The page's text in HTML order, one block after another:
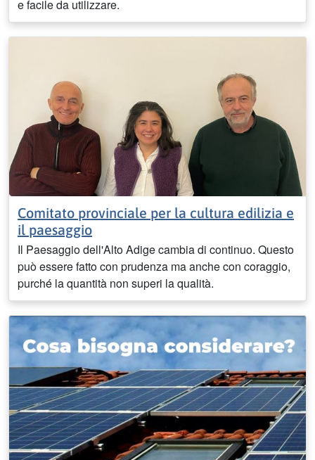
e facile da utilizzare.
Comitato provinciale per la cultura edilizia e
il paesaggio
Il Paesaggio dell'Alto Adige cambia di continuo. Questo
può essere fatto con prudenza ma anche con coraggio,
purché la quantità non superi la qualità.